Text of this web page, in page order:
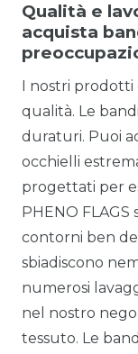
Qualità e
acquista
I nostri prodotti
qualità. Le
duraturi. Puoi
occhielli
progettati per
PHENO FLAGS
contorni ben
sbiadiscono
numerosi
nel nostro
tessuto. Le